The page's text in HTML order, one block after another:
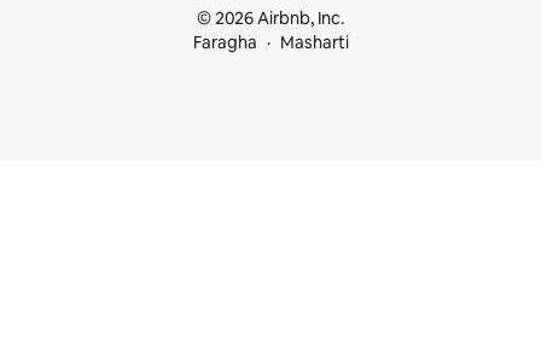
© 2026 Airbnb, Inc.
Faragha
Masharti